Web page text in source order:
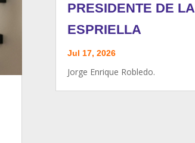
PRESIDENTE DE LA
ESPRIELLA
Jul 17, 2026
Jorge Enrique Robledo.